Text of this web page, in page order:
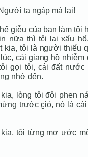
ta ngáp mà lại!
giễu của bạn làm tôi
nữa thì tôi lại xấu
kia, tôi là người thiếu
cái giang hồ
gọi tôi, cái đất nước
nhớ đến.
lòng tôi đôi phen
trước gió, nó là
tôi từng mơ ước